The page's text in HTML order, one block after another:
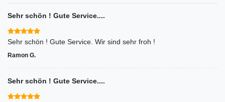
Sehr schön ! Gute Service....
Ramon G.
Sehr schön ! Gute Service....